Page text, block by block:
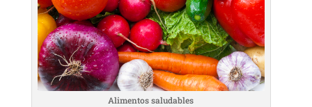
Alimentos saludables